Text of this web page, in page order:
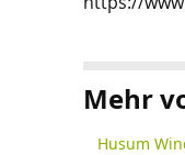
Mehr
Husum